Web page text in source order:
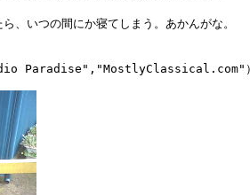
、いつの間にか寝てしまう。あかんがな。
Paradise","MostlyClassical.com"